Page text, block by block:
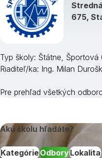
675,
Typ školy: Štátne, Športová
Riaditeľ/ka: Ing. Milan
Pre prehľad všetkých
Akú školu hľadáte?
KategórieOdboryLokalita